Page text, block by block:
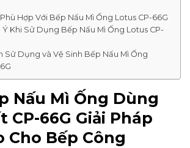
Hợp Với Bếp Nấu Mì Ống Lotus CP-66G
Khi Sử Dụng Bếp Nấu Mì Ống Lotus CP-
Sử Dụng và Vệ Sinh Bếp Nấu Mì Ống
Nấu Mì Ống Dùng
CP-66G Giải Pháp
Cho Bếp Công